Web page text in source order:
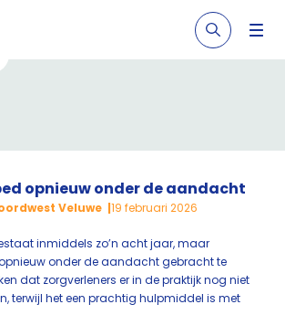
opnieuw onder de aandacht
Veluwe 19 februari 2026
inmiddels zo’n acht jaar, maar
onder de aandacht gebracht te
dat zorgverleners er in de praktijk nog niet
terwijl het een prachtig hulpmiddel is met